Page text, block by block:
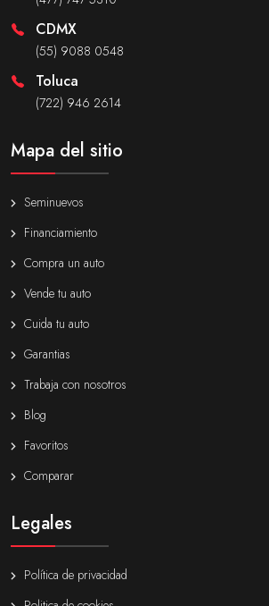
CDMX
(55) 9088 0548
Toluca
(722) 946 2614
Mapa del sitio
Seminuevos
Financiamiento
Compra un auto
Vende tu auto
Cuida tu auto
Garantias
Trabaja con nosotros
Blog
Favoritos
Comparar
Legales
Política de privacidad